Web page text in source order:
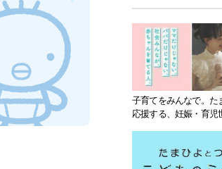
子育てをみんなで。た
応援する、妊娠・育児